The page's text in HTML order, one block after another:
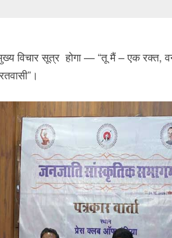
विचार सूत्र होगा — “तू मैं – एक रक्त,